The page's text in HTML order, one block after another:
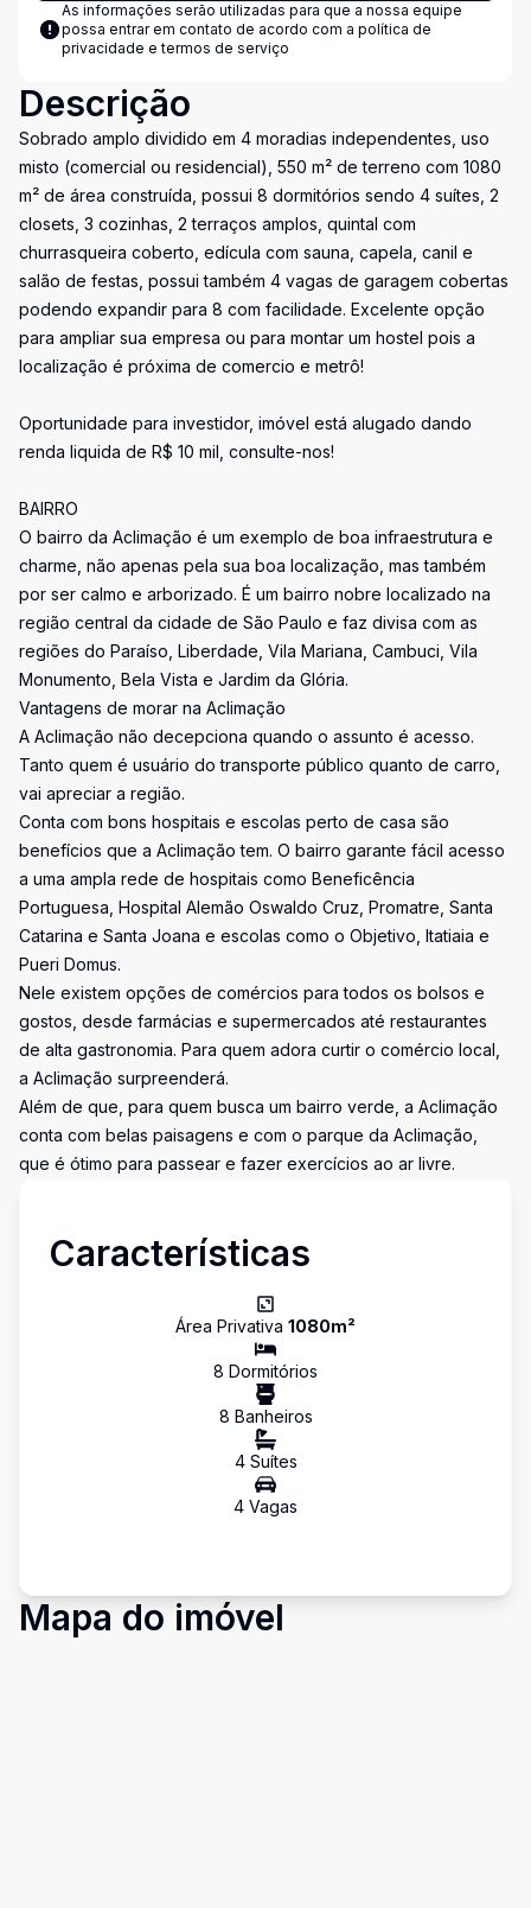
As informações serão utilizadas para que a nossa equipe
possa entrar em contato de acordo com a política de
privacidade e termos de serviço
Descrição
Sobrado amplo dividido em 4 moradias independentes, uso
misto (comercial ou residencial), 550 m² de terreno com 1080
m² de área construída, possui 8 dormitórios sendo 4 suítes, 2
closets, 3 cozinhas, 2 terraços amplos, quintal com
churrasqueira coberto, edícula com sauna, capela, canil e
salão de festas, possui também 4 vagas de garagem cobertas
podendo expandir para 8 com facilidade. Excelente opção
para ampliar sua empresa ou para montar um hostel pois a
localização é próxima de comercio e metrô!
Oportunidade para investidor, imóvel está alugado dando
renda liquida de R$ 10 mil, consulte-nos!
BAIRRO
O bairro da Aclimação é um exemplo de boa infraestrutura e
charme, não apenas pela sua boa localização, mas também
por ser calmo e arborizado. É um bairro nobre localizado na
região central da cidade de São Paulo e faz divisa com as
regiões do Paraíso, Liberdade, Vila Mariana, Cambuci, Vila
Monumento, Bela Vista e Jardim da Glória.
Vantagens de morar na Aclimação
A Aclimação não decepciona quando o assunto é acesso.
Tanto quem é usuário do transporte público quanto de carro,
vai apreciar a região.
Conta com bons hospitais e escolas perto de casa são
benefícios que a Aclimação tem. O bairro garante fácil acesso
a uma ampla rede de hospitais como Beneficência
Portuguesa, Hospital Alemão Oswaldo Cruz, Promatre, Santa
Catarina e Santa Joana e escolas como o Objetivo, Itatiaia e
Pueri Domus.
Nele existem opções de comércios para todos os bolsos e
gostos, desde farmácias e supermercados até restaurantes
de alta gastronomia. Para quem adora curtir o comércio local,
a Aclimação surpreenderá.
Além de que, para quem busca um bairro verde, a Aclimação
conta com belas paisagens e com o parque da Aclimação,
que é ótimo para passear e fazer exercícios ao ar livre.
Características
Área Privativa 1080m²
8 Dormitórios
8 Banheiros
4Suítes
4 Vagas
Mapa do imóvel